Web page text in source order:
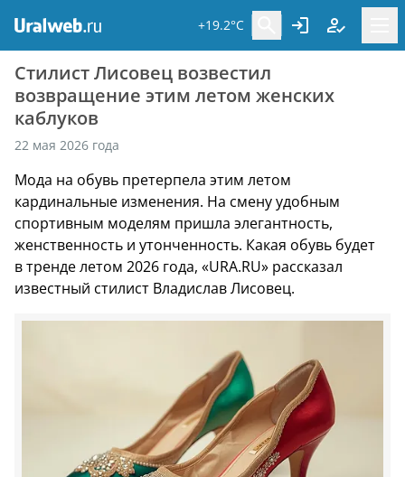
+19.2°C
Стилист Лисовец возвестил
возвращение этим летом женских
каблуков
22 мая 2026 года
Мода на обувь претерпела этим летом
кардинальные изменения. На смену удобным
спортивным моделям пришла элегантность,
женственность и утонченность. Какая обувь будет
в тренде летом 2026 года, «URA.RU» рассказал
известный стилист Владислав Лисовец.